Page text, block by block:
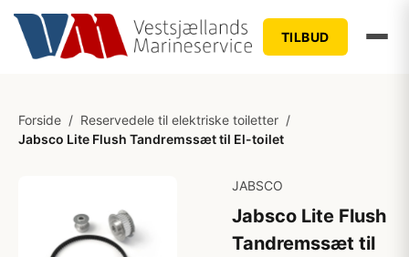
TILBUD
Forside / Reservedele til elektriske toiletter /
Jabsco Lite Flush Tandremssæt til El-toilet
JABSCO
Jabsco Lite Flush
Tandremssæt til